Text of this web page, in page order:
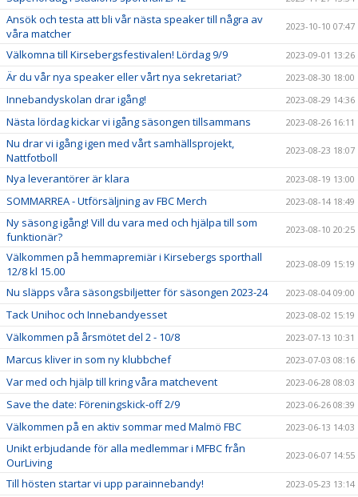
Ansök och testa att bli vår nästa speaker till några av
våra matcher
2023-10-10 07:47
Välkomna till Kirsebergsfestivalen! Lördag 9/9 2023-09-01 13:26
Är du vår nya speaker eller vårt nya sekretariat? 2023-08-30 18:00
Innebandyskolan drar igång! 2023-08-29 14:36
Nästa lördag kickar vi igång säsongen tillsammans 2023-08-26 16:11
Nu drar vi igång igen med vårt samhällsprojekt,
Nattfotboll
2023-08-23 18:07
Nya leverantörer är klara 2023-08-19 13:00
SOMMARREA - Utförsäljning av FBC Merch 2023-08-14 18:49
Ny säsong igång! Vill du vara med och hjälpa till som
funktionär?
2023-08-10 20:25
Välkommen på hemmapremiär i Kirsebergs sporthall
12/8 kl 15.00
2023-08-09 15:19
Nu släpps våra säsongsbiljetter för säsongen 2023-24 2023-08-04 09:00
Tack Unihoc och Innebandyesset 2023-08-02 15:19
Välkommen på årsmötet del 2 - 10/8 2023-07-13 10:31
Marcus kliver in som ny klubbchef 2023-07-03 08:16
Var med och hjälp till kring våra matchevent 2023-06-28 08:03
Save the date: Föreningskick-off 2/9 2023-06-26 08:39
Välkommen på en aktiv sommar med Malmö FBC 2023-06-13 14:03
Unikt erbjudande för alla medlemmar i MFBC från
OurLiving
2023-06-07 14:55
Till hösten startar vi upp parainnebandy! 2023-05-23 13:14